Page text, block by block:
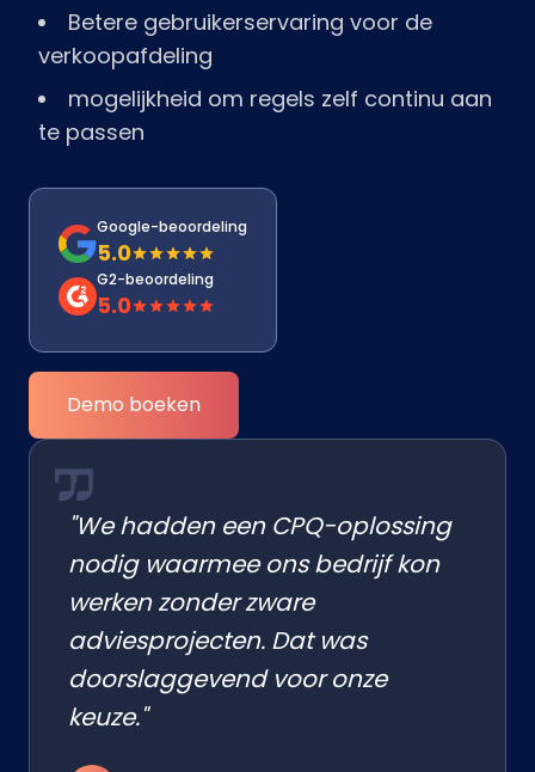
Betere gebruikerservaring voor de
verkoopafdeling
mogelijkheid om regels zelf continu aan
te passen
Google-beoordeling
5.0
G2-beoordeling
5.0
Demo boeken
"We hadden een CPQ-oplossing
nodig waarmee ons bedrijf kon
werken zonder zware
adviesprojecten. Dat was
doorslaggevend voor onze
keuze."